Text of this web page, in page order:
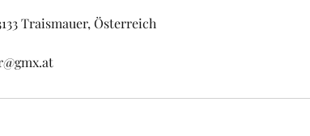
Traismauer, Österreich